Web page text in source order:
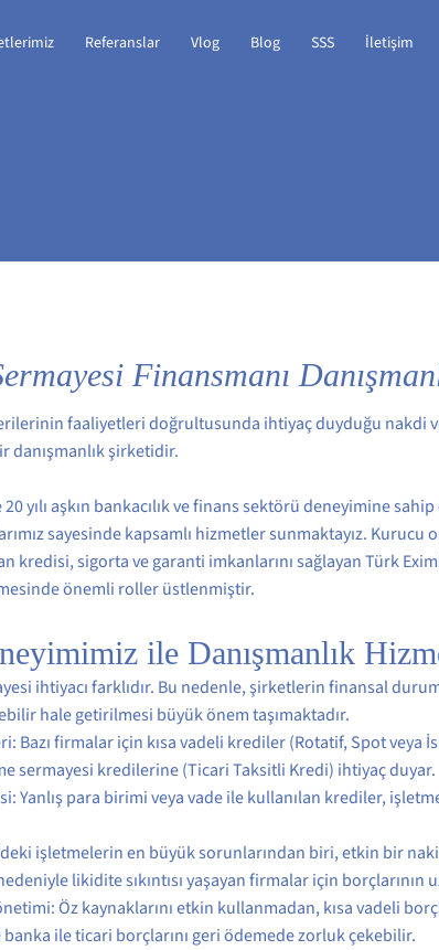
Referanslar Vlog Blog SSS İletişim
Finansmanı
faaliyetleri doğrultusunda ihtiyaç duyduğu nakdi
danışmanlık şirketidir.
yılı aşkın bankacılık ve finans sektörü deneyimine
sayesinde kapsamlı hizmetler sunmaktayız. Kurucu
kredisi, sigorta ve garanti imkanlarını sağlayan Türk
önemli roller üstlenmiştir.
ile Danışmanlık
ihtiyacı farklıdır. Bu nedenle, şirketlerin finansal
hale getirilmesi büyük önem taşımaktadır.
Bazı firmalar için kısa vadeli krediler (Rotatif, Spot veya
sermayesi kredilerine (Ticari Taksitli Kredi) ihtiyaç duyar.
Yanlış para birimi veya vade ile kullanılan krediler,
işletmelerin en büyük sorunlarından biri, etkin bir
likidite sıkıntısı yaşayan firmalar için borçlarının
Öz kaynaklarını etkin kullanmadan, kısa vadeli
ile ticari borçlarını geri ödemede zorluk çekebilir.